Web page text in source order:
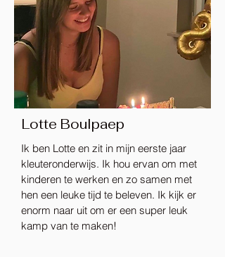
Lotte Boulpaep
Ik ben Lotte en zit in mijn eerste jaar
kleuteronderwijs. Ik hou ervan om met
kinderen te werken en zo samen met
hen een leuke tijd te beleven. Ik kijk er
enorm naar uit om er een super leuk
kamp van te maken!